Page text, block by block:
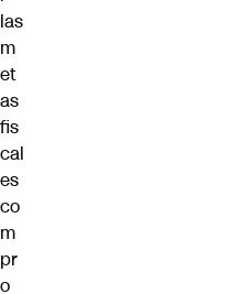
las
m
et
as
fis
cal
es
co
m
pr
o